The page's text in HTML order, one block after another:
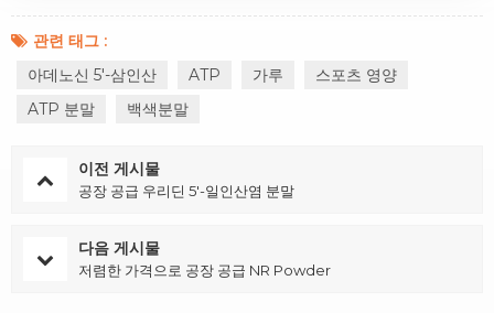
관련 태그 :
아데노신 5'-삼인산
ATP 가루
스포츠 영양
ATP 분말
백색분말
이전 게시물
공장 공급 우리딘 5'-일인산염 분말
다음 게시물
저렴한 가격으로 공장 공급 NR Powder